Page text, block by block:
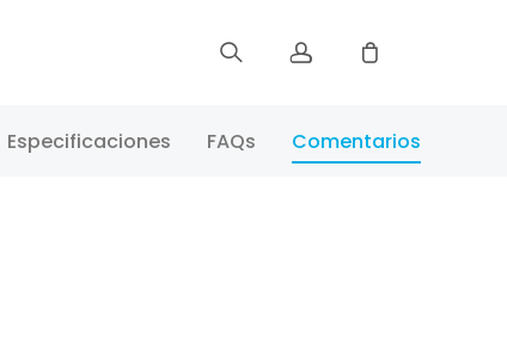
Registrar
Especificaciones FAQs Comentarios